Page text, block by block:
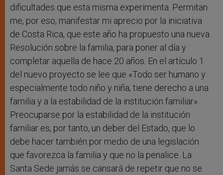
dificultades que esta misma experimenta. Permitan
me, por eso, manifestar mi aprecio por la iniciativa
de Costa Rica, que este año ha propuesto una nueva
Resolución sobre la familia, para poner al día y
completar aquella de hace 20 años. En el artículo 1
del nuevo proyecto se lee que «Todo ser humano y
especialmente todo niño y niña, tiene derecho a una
familia y a la estabilidad de la institución familiar».
Preocuparse por la estabilidad de la institución
familiar es, por tanto, un deber del Estado, que lo
debe hacer también por medio de una legislación
que favorezca la familia y que no la penalice. La
Santa Sede jamás se cansará de repetir que no se